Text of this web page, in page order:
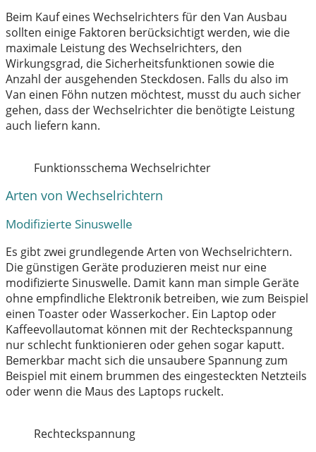
Beim Kauf eines Wechselrichters für den Van Ausbau
sollten einige Faktoren berücksichtigt werden, wie die
maximale Leistung des Wechselrichters, den
Wirkungsgrad, die Sicherheitsfunktionen sowie die
Anzahl der ausgehenden Steckdosen. Falls du also im
Van einen Föhn nutzen möchtest, musst du auch sicher
gehen, dass der Wechselrichter die benötigte Leistung
auch liefern kann.
Funktionsschema Wechselrichter
Arten von Wechselrichtern
Modifizierte Sinuswelle
Es gibt zwei grundlegende Arten von Wechselrichtern.
Die günstigen Geräte produzieren meist nur eine
modifizierte Sinuswelle. Damit kann man simple Geräte
ohne empfindliche Elektronik betreiben, wie zum Beispiel
einen Toaster oder Wasserkocher. Ein Laptop oder
Kaffeevollautomat können mit der Rechteckspannung
nur schlecht funktionieren oder gehen sogar kaputt.
Bemerkbar macht sich die unsaubere Spannung zum
Beispiel mit einem brummen des eingesteckten Netzteils
oder wenn die Maus des Laptops ruckelt.
Rechteckspannung